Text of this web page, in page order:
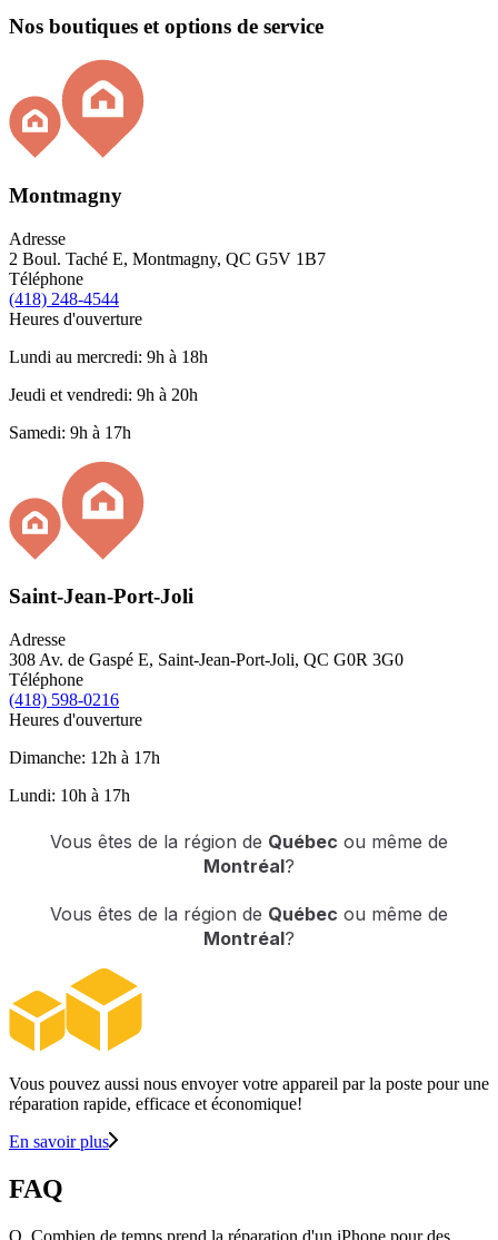
Nos boutiques et options de service
Montmagny
Adresse
2 Boul. Taché E, Montmagny, QC G5V 1B7
Téléphone
(418) 248-4544
Heures d'ouverture
Lundi au mercredi: 9h à 18h
Jeudi et vendredi: 9h à 20h
Samedi: 9h à 17h
Saint-Jean-Port-Joli
Adresse
308 Av. de Gaspé E, Saint-Jean-Port-Joli, QC G0R 3G0
Téléphone
(418) 598-0216
Heures d'ouverture
Dimanche: 12h à 17h
Lundi: 10h à 17h
Vous êtes de la région de Québec ou même de
Montréal?
Vous êtes de la région de Québec ou même de
Montréal?
Vous pouvez aussi nous envoyer votre appareil par la poste pour une
réparation rapide, efficace et économique!
En savoir plus
FAQ
Q. Combien de temps prend la réparation d'un iPhone pour des